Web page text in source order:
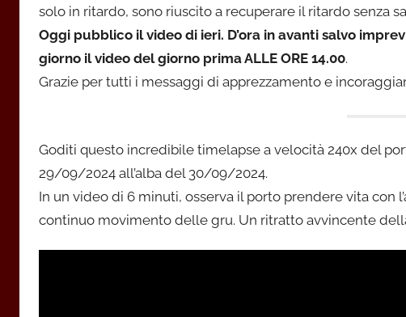
solo in ritardo, sono riuscito a recuperare il ritardo senza
Oggi pubblico il video di ieri. D’ora in avanti salvo
giorno il video del giorno prima ALLE ORE 14.00.
Grazie per tutti i messaggi di apprezzamento e
Goditi questo incredibile timelapse a velocità 240x del
29/09/2024 all’alba del 30/09/2024.
In un video di 6 minuti, osserva il porto prendere vita con
continuo movimento delle gru. Un ritratto avvincente